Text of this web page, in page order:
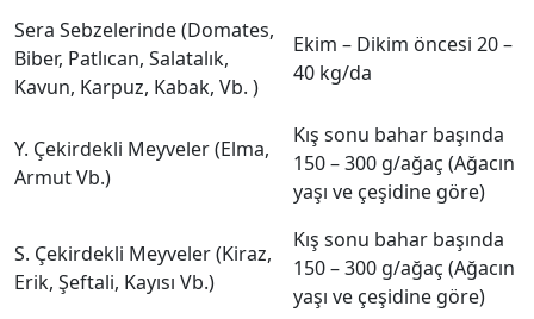
Sera Sebzelerinde (Domates,
Biber, Patlıcan, Salatalık,
Kavun, Karpuz, Kabak, Vb. )
Ekim – Dikim öncesi 20 –
40 kg/da
Y. Çekirdekli Meyveler (Elma,
Armut Vb.)
Kış sonu bahar başında
150 – 300 g/ağaç (Ağacın
yaşı ve çeşidine göre)
S. Çekirdekli Meyveler (Kiraz,
Erik, Şeftali, Kayısı Vb.)
Kış sonu bahar başında
150 – 300 g/ağaç (Ağacın
yaşı ve çeşidine göre)